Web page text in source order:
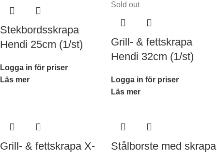
Stekbordsskrapa
Hendi 25cm (1/st)
Logga in för priser
Läs mer
Sold out
Grill- & fettskrapa
Hendi 32cm (1/st)
Logga in för priser
Läs mer
Grill- & fettskrapa X-
Stålborste med skrapa